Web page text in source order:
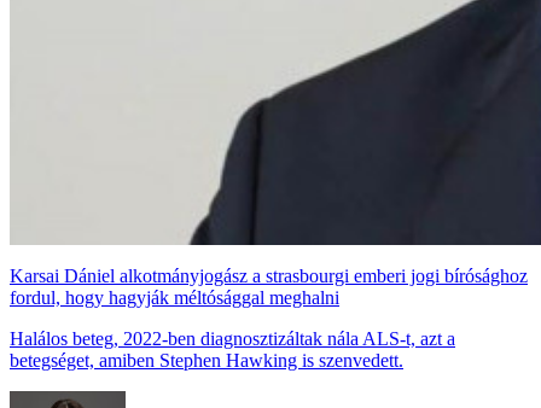
Karsai Dániel alkotmányjogász a strasbourgi emberi jogi bírósághoz
fordul, hogy hagyják méltósággal meghalni
Halálos beteg, 2022-ben diagnosztizáltak nála ALS-t, azt a
betegséget, amiben Stephen Hawking is szenvedett.